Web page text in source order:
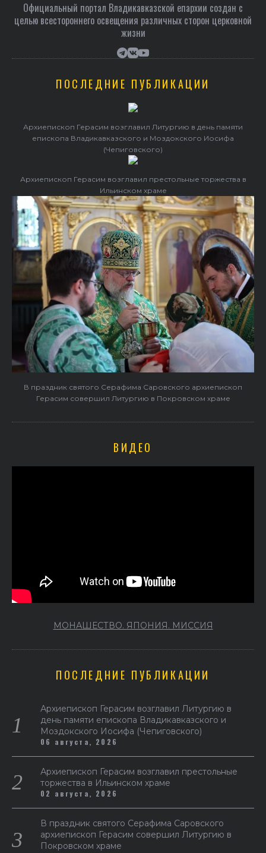
Официальный портал Владикавказской епархии создан c
целью всестороннего освещения различных сторон церковной
жизни
ПОСЛЕДНИЕ ПУБЛИКАЦИИ
Архиепископ Герасим возглавил Литургию в день памяти
епископа Владикавказского и Моздокского Иосифа
(Чепиговского)
Архиепископ Герасим возглавил престольные торжества в
Ильинском храме
В праздник святого Серафима Саровского архиепископ
Герасим совершил Литургию в Покровском храме
ВИДЕО
МОНАШЕСТВО. ЯПОНИЯ. МИССИЯ
ПОСЛЕДНИЕ ПУБЛИКАЦИИ
Архиепископ Герасим возглавил Литургию в
день памяти епископа Владикавказского и
Моздокского Иосифа (Чепиговского)
06 августа, 2026
Архиепископ Герасим возглавил престольные
торжества в Ильинском храме
02 августа, 2026
В праздник святого Серафима Саровского
архиепископ Герасим совершил Литургию в
Покровском храме